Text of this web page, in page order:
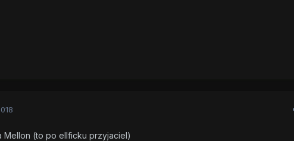
Mellon (to po ellficku przyjaciel)